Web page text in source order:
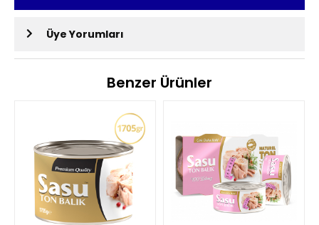
Üye Yorumları
Benzer Ürünler